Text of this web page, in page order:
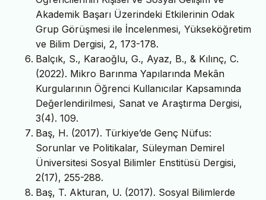
Akademik Başarı Üzerindeki Etkilerinin Odak
Grup Görüşmesi ile İncelenmesi, Yükseköğretim
ve Bilim Dergisi, 2, 173-178.
Balçık, S., Karaoğlu, G., Ayaz, B., & Kılınç, C.
(2022). Mikro Barınma Yapılarında Mekân
Kurgularının Öğrenci Kullanıcılar Kapsamında
Değerlendirilmesi, Sanat ve Araştırma Dergisi,
3(4). 109.
Baş, H. (2017). Türkiye’de Genç Nüfus:
Sorunlar ve Politikalar, Süleyman Demirel
Üniversitesi Sosyal Bilimler Enstitüsü Dergisi,
2(17), 255-288.
Baş, T. Akturan, U. (2017). Sosyal Bilimlerde